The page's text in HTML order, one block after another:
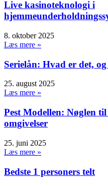
Live kasinoteknologi i
8. oktober 2025
Læs mere »
Serielån: Hvad er det,
25. august 2025
Læs mere »
Pest Modellen: Nøglen
omgivelser
25. juni 2025
Læs mere »
Bedste 1 personers telt